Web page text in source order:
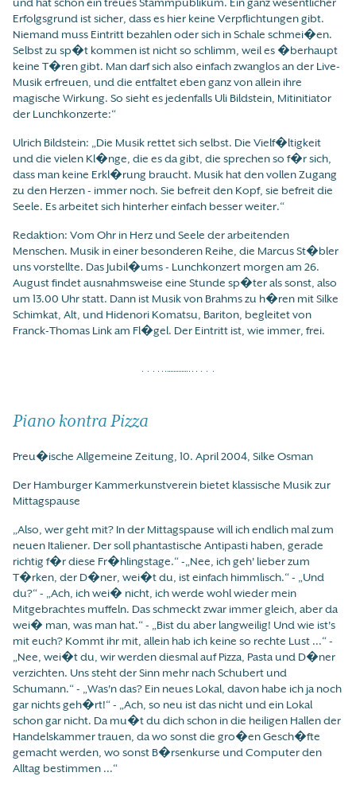
Erfolgsgrund ist sicher, dass es hier keine Verpflichtungen gibt.
Niemand muss Eintritt bezahlen oder sich in Schale schmei�en.
Selbst zu sp�t kommen ist nicht so schlimm, weil es �berhaupt
keine T�ren gibt. Man darf sich also einfach zwanglos an der Live-
Musik erfreuen, und die entfaltet eben ganz von allein ihre
magische Wirkung. So sieht es jedenfalls Uli Bildstein, Mitinitiator
der Lunchkonzerte:“
Ulrich Bildstein: „Die Musik rettet sich selbst. Die Vielf�ltigkeit
und die vielen Kl�nge, die es da gibt, die sprechen so f�r sich,
dass man keine Erkl�rung braucht. Musik hat den vollen Zugang
zu den Herzen - immer noch. Sie befreit den Kopf, sie befreit die
Seele. Es arbeitet sich hinterher einfach besser weiter.“
Redaktion: Vom Ohr in Herz und Seele der arbeitenden
Menschen. Musik in einer besonderen Reihe, die Marcus St�bler
uns vorstellte. Das Jubil�ums - Lunchkonzert morgen am 26.
August findet ausnahmsweise eine Stunde sp�ter als sonst, also
um 13.00 Uhr statt. Dann ist Musik von Brahms zu h�ren mit Silke
Schimkat, Alt, und Hidenori Komatsu, Bariton, begleitet von
Franck-Thomas Link am Fl�gel. Der Eintritt ist, wie immer, frei.
Piano kontra Pizza
Preu�ische Allgemeine Zeitung, 10. April 2004, Silke Osman
Der Hamburger Kammerkunstverein bietet klassische Musik zur
Mittagspause
„Also, wer geht mit? In der Mittagspause will ich endlich mal zum
neuen Italiener. Der soll phantastische Antipasti haben, gerade
richtig f�r diese Fr�hlingstage.“ -„Nee, ich geh' lieber zum
T�rken, der D�ner, wei�t du, ist einfach himmlisch.“ - „Und
du?“ - „Ach, ich wei� nicht, ich werde wohl wieder mein
Mitgebrachtes muffeln. Das schmeckt zwar immer gleich, aber da
wei� man, was man hat.“ - „Bist du aber langweilig! Und wie ist's
mit euch? Kommt ihr mit, allein hab ich keine so rechte Lust ...“ -
„Nee, wei�t du, wir werden diesmal auf Pizza, Pasta und D�ner
verzichten. Uns steht der Sinn mehr nach Schubert und
Schumann.“ - „Was'n das? Ein neues Lokal, davon habe ich ja noch
gar nichts geh�rt!“ - „Ach, so neu ist das nicht und ein Lokal
schon gar nicht. Da mu�t du dich schon in die heiligen Hallen der
Handelskammer trauen, da wo sonst die gro�en Gesch�fte
gemacht werden, wo sonst B�rsenkurse und Computer den
Alltag bestimmen ...“